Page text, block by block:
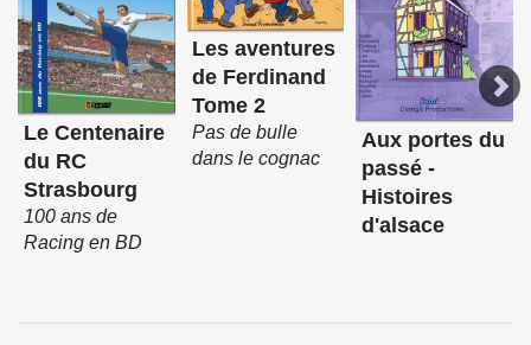
Le Centenaire
du RC
Strasbourg
100 ans de
Racing en BD
Les aventures
de Ferdinand
Tome 2
Pas de bulle
dans le cognac
Aux portes du
passé -
Histoires
d'alsace